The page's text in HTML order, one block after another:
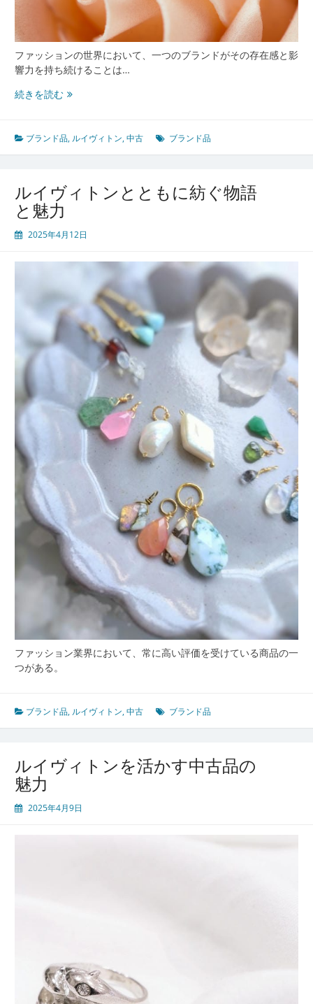
ファッションの世界において、一つのブランドがその存在感と影
響力を持ち続けることは…
続きを読むル
ィ
ト
の
中
古
場
る
た
ブランド品, ルイヴィトン,中古 ブランド品
ルイヴィトンとともに紡ぐ物語
と魅力
2025年4月12日
ファッション業界において、常に高い評価を受けている商品の一
つがある。
ブランド品,ルイヴィトン,中古 ブランド品
ルイヴィトンを活かす中古品の
魅力
2025年4月9日